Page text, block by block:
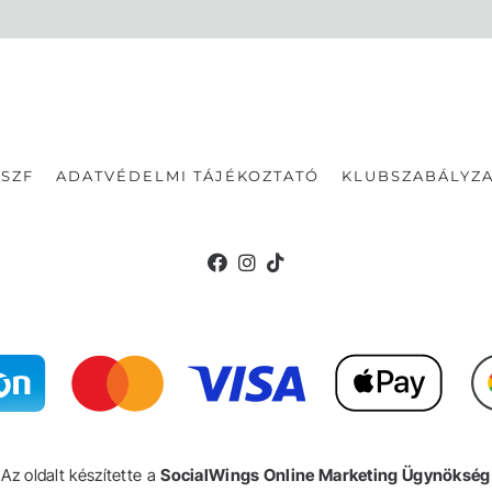
ADATVÉDELMI TÁJÉKOZTATÓ
Az oldalt készítette aSocialWings Online Marketing Ügynökség